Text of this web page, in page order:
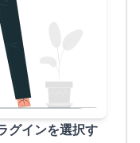
グインを選択す